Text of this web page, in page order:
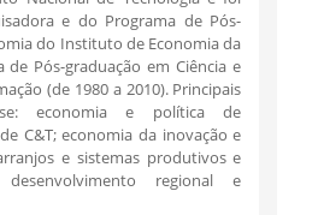
e do Programa de Pós-
do Instituto de Economia da
de Pós-graduação em Ciência e
(de 1980 a 2010). Principais
economia e política de
C&T; economia da inovação e
e sistemas produtivos e
desenvolvimento regional e